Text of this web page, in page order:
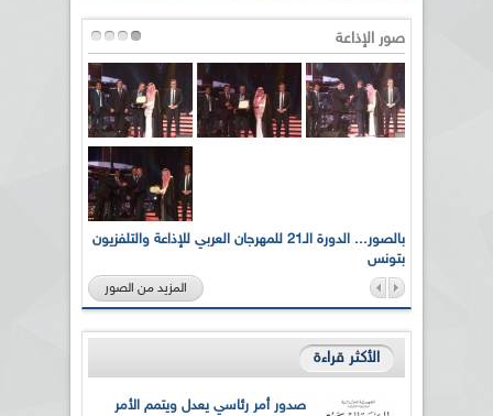
صور الإذاعة
بالصور... الدورة الـ21 للمهرجان العربي للإذاعة والتلفزيون
بتونس
المزيد من الصور
الأكثر قراءة
صدور أمر رئاسي يعدل ويتمم الأمر